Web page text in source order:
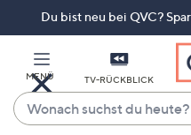
Du bist neu bei QVC?
MENÜ TV-RÜCKBLICK
Wonach
suchst